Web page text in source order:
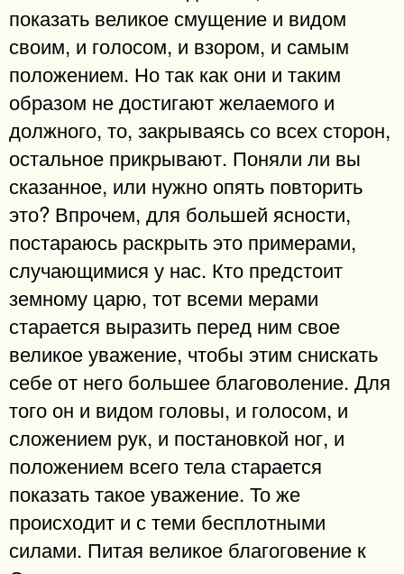
показать великое смущение и видом
своим, и голосом, и взором, и самым
положением. Но так как они и таким
образом не достигают желаемого и
должного, то, закрываясь со всех сторон,
остальное прикрывают. Поняли ли вы
сказанное, или нужно опять повторить
это? Впрочем, для большей ясности,
постараюсь раскрыть это примерами,
случающимися у нас. Кто предстоит
земному царю, тот всеми мерами
старается выразить перед ним свое
великое уважение, чтобы этим снискать
себе от него большее благоволение. Для
того он и видом головы, и голосом, и
сложением рук, и постановкой ног, и
положением всего тела старается
показать такое уважение. То же
происходит и с теми бесплотными
силами. Питая великое благоговение к